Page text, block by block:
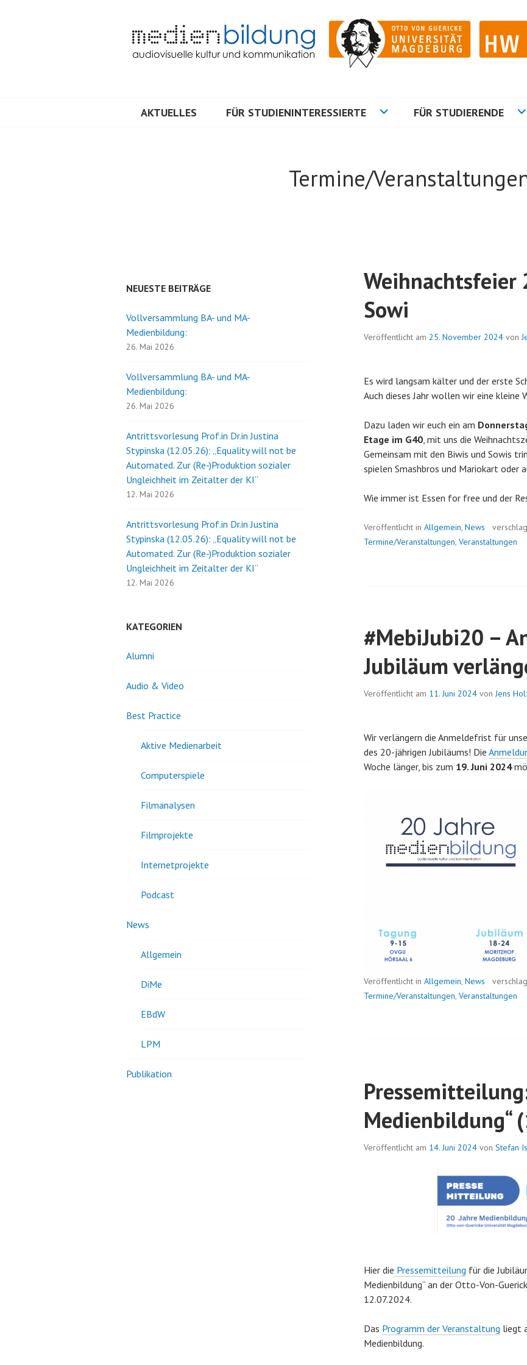
MEDIENBILDUNG
AKTUELLES FÜR STUDIENINTERESSIERTE FÜR STUDIERENDE
Termine/
Weihnachtsfeier
Sowi
Veröffentlicht am 25. November 2024 von
Es wird langsam kälter und der erste
Auch dieses Jahr wollen wir eine
Dazu laden wir euch ein am
Etage im G40, mit uns die
Gemeinsam mit den Biwis und Sowis
spielen Smashbros und Mariokart oder
Wie immer ist Essen for free und der
Veröffentlicht in Allgemein, News
Termine/Veranstaltungen, Veranstaltungen
#MebiJubi20 –
Jubiläum
Veröffentlicht am 11. Juni 2024 vonJens
Wir verlängern die Anmeldefrist für
des 20-jährigen Jubiläums! Die
Woche länger, bis zum 19. Juni 2024
Veröffentlicht in Allgemein, News
Termine/Veranstaltungen, Veranstaltungen
Medienbildung“
Veröffentlicht am 14. Juni 2024 von Stefan
Hier die Pressemitteilung für die
Medienbildung“ an der Otto-Von-
12.07.2024.
Das Programm der Veranstaltung liegt
Medienbildung.
NEUESTE BEITRÄGE
Vollversammlung BA- und MA-
Medienbildung:
26. Mai 2026
Vollversammlung BA- und MA-
Medienbildung:
26. Mai 2026
Antrittsvorlesung Prof.in Dr.in Justina
Stypinska (12.05.26): „Equality will not be
Automated. Zur (Re-)Produktion sozialer
Ungleichheit im Zeitalter der KI“
12. Mai 2026
Antrittsvorlesung Prof.in Dr.in Justina
Stypinska (12.05.26): „Equality will not be
Automated. Zur (Re-)Produktion sozialer
Ungleichheit im Zeitalter der KI“
12. Mai 2026
KATEGORIEN
Alumni
Audio & Video
Best Practice
Aktive Medienarbeit
Computerspiele
Filmanalysen
Filmprojekte
Internetprojekte
Podcast
News
Allgemein
DiMe
EBdW
LPM
Publikation